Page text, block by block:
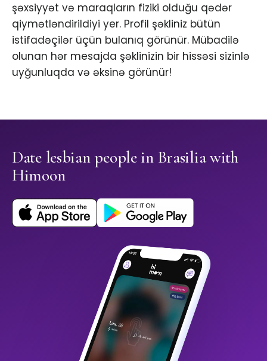
şəxsiyyət və maraqların fiziki olduğu qədər
qiymətləndirildiyi yer. Profil şəkliniz bütün
istifadəçilər üçün bulanıq görünür. Mübadilə
olunan hər mesajda şəklinizin bir hissəsi sizinlə
uyğunluqda və əksinə görünür!
Date lesbian people in Brasilia with
Himoon